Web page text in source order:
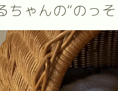
ちゃんの“のっ